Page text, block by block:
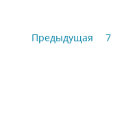
Предыдущая 7